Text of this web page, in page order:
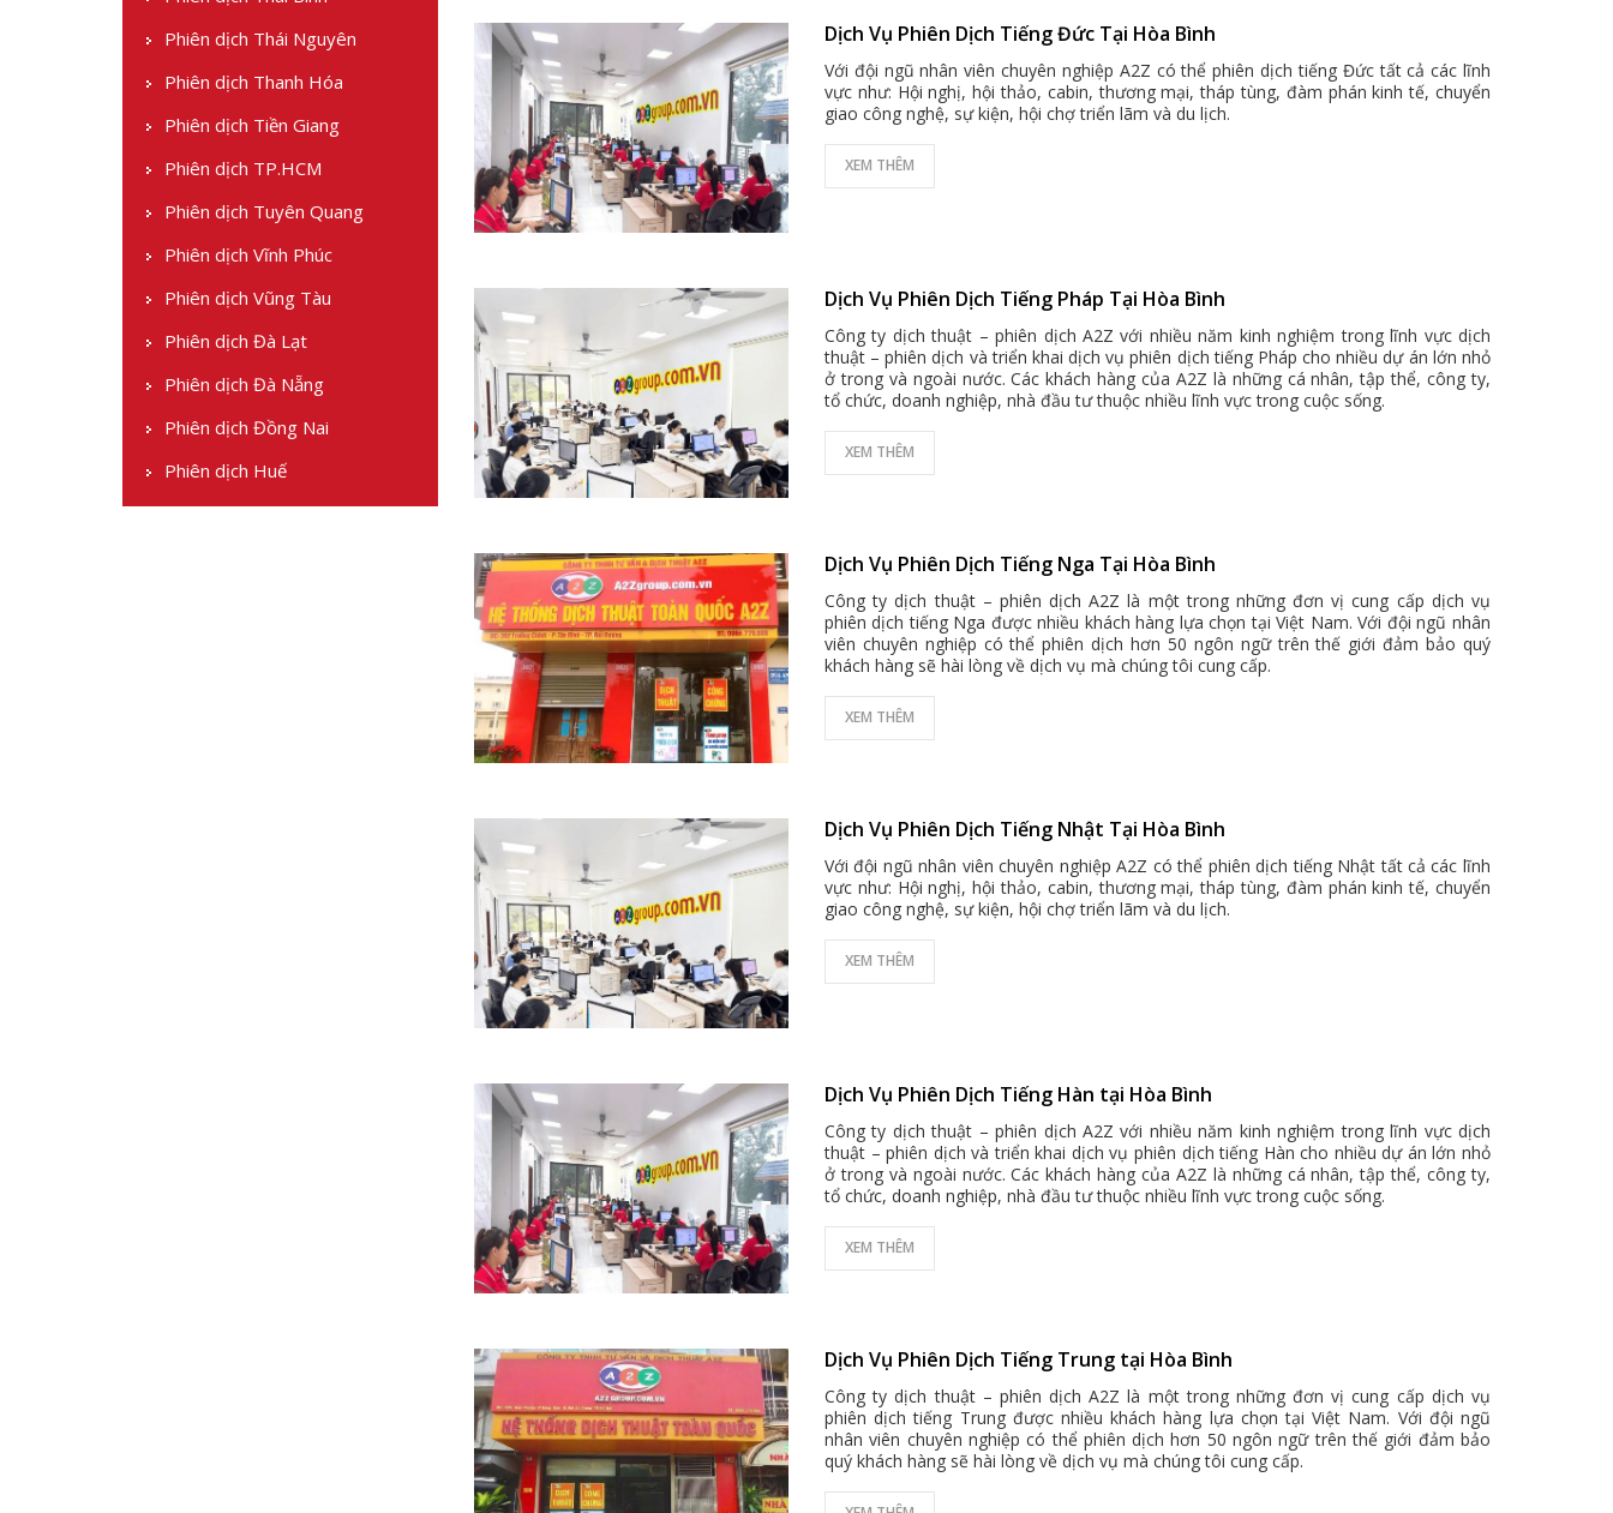
Phiên dịch Thái Nguyên
Phiên dịch Thanh Hóa
Phiên dịch Tiền Giang
Phiên dịch TP.HCM
Phiên dịch Tuyên Quang
Phiên dịch Vĩnh Phúc
Phiên dịch Vũng Tàu
Phiên dịch Đà Lạt
Phiên dịch Đà Nẵng
Phiên dịch Đồng Nai
Phiên dịch Huế
Dịch Vụ Phiên Dịch Tiếng Đức Tại Hòa Bình
Với đội ngũ nhân viên chuyên nghiệp A2Z có thể phiên dịch tiếng Đức tất cả các lĩnh
vực như: Hội nghị, hội thảo, cabin, thương mại, tháp tùng, đàm phán kinh tế, chuyển
giao công nghệ, sự kiện, hội chợ triển lãm và du lịch.
XEM THÊM
Dịch Vụ Phiên Dịch Tiếng Pháp Tại Hòa Bình
Công ty dịch thuật – phiên dịch A2Z với nhiều năm kinh nghiệm trong lĩnh vực dịch
thuật – phiên dịch và triển khai dịch vụ phiên dịch tiếng Pháp cho nhiều dự án lớn nhỏ
ở trong và ngoài nước. Các khách hàng của A2Z là những cá nhân, tập thể, công ty,
tổ chức, doanh nghiệp, nhà đầu tư thuộc nhiều lĩnh vực trong cuộc sống.
XEM THÊM
Dịch Vụ Phiên Dịch Tiếng Nga Tại Hòa Bình
Công ty dịch thuật – phiên dịch A2Z là một trong những đơn vị cung cấp dịch vụ
phiên dịch tiếng Nga được nhiều khách hàng lựa chọn tại Việt Nam. Với đội ngũ nhân
viên chuyên nghiệp có thể phiên dịch hơn 50 ngôn ngữ trên thế giới đảm bảo quý
khách hàng sẽ hài lòng về dịch vụ mà chúng tôi cung cấp.
XEM THÊM
Dịch Vụ Phiên Dịch Tiếng Nhật Tại Hòa Bình
Với đội ngũ nhân viên chuyên nghiệp A2Z có thể phiên dịch tiếng Nhật tất cả các lĩnh
vực như: Hội nghị, hội thảo, cabin, thương mại, tháp tùng, đàm phán kinh tế, chuyển
giao công nghệ, sự kiện, hội chợ triển lãm và du lịch.
XEM THÊM
Dịch Vụ Phiên Dịch Tiếng Hàn tại Hòa Bình
Công ty dịch thuật – phiên dịch A2Z với nhiều năm kinh nghiệm trong lĩnh vực dịch
thuật – phiên dịch và triển khai dịch vụ phiên dịch tiếng Hàn cho nhiều dự án lớn nhỏ
ở trong và ngoài nước. Các khách hàng của A2Z là những cá nhân, tập thể, công ty,
tổ chức, doanh nghiệp, nhà đầu tư thuộc nhiều lĩnh vực trong cuộc sống.
XEM THÊM
Dịch Vụ Phiên Dịch Tiếng Trung tại Hòa Bình
Công ty dịch thuật – phiên dịch A2Z là một trong những đơn vị cung cấp dịch vụ
phiên dịch tiếng Trung được nhiều khách hàng lựa chọn tại Việt Nam. Với đội ngũ
nhân viên chuyên nghiệp có thể phiên dịch hơn 50 ngôn ngữ trên thế giới đảm bảo
quý khách hàng sẽ hài lòng về dịch vụ mà chúng tôi cung cấp.